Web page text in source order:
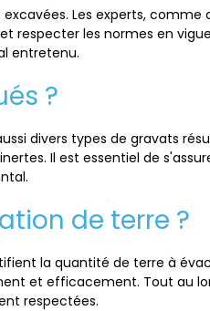
Les experts, comme
respecter les normes en
entretenu.
?
divers types de gravats
Il est essentiel de
de terre ?
la quantité de terre à
et efficacement. Tout au
respectées.